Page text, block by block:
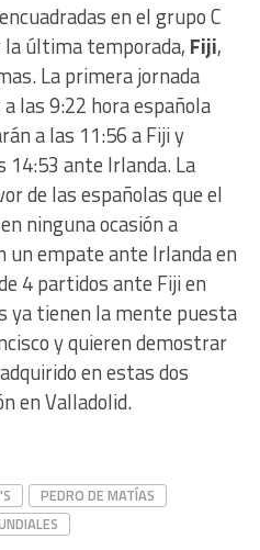
en el grupo C
la última temporada, Fiji,
La primera jornada
las 9:22 hora española
a las 11:56 a Fiji y
14:53 ante Irlanda. La
de las españolas que el
ninguna ocasión a
un empate ante Irlanda en
4 partidos ante Fiji en
ya tienen la mente puesta
y quieren demostrar
en estas dos
en Valladolid.
PEDRO DE MATÍAS